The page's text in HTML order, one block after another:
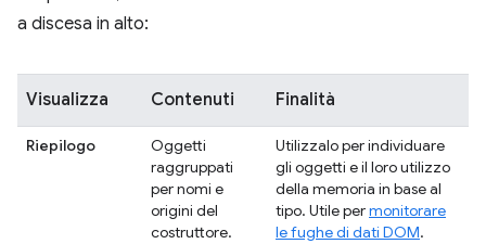
a discesa in alto:
Visualizza Contenuti Finalità
Riepilogo
Oggetti
raggruppati
per nomi e
origini del
costruttore.
Utilizzalo per individuare
gli oggetti e il loro utilizzo
della memoria in base al
tipo. Utile permonitorare
le fughe di dati DOM.